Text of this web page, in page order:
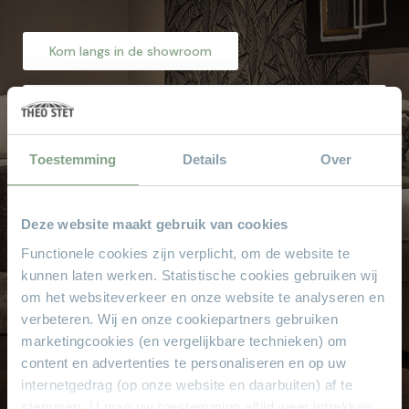
Toestemming Details Over
Deze website maakt gebruik van cookies
Functionele cookies zijn verplicht, om de website te
kunnen laten werken. Statistische cookies gebruiken wij
om het websiteverkeer en onze website te analyseren en
verbeteren. Wij en onze cookiepartners gebruiken
marketingcookies (en vergelijkbare technieken) om
content en advertenties te personaliseren en op uw
internetgedrag (op onze website en daarbuiten) af te
Kom langs in de showroom
Waarom
Het vertrouwde adres voor al uw meubelen! Geen
aanbetaling & wij bezorgen aan huis!
Gratis parkeren
Grote keus voor iedere doelgroep
Sinds 1968
8.000 m² met alle soorten stylen meubelen